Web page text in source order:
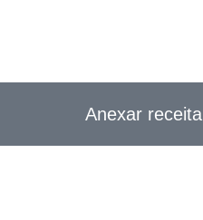
Anexar receita